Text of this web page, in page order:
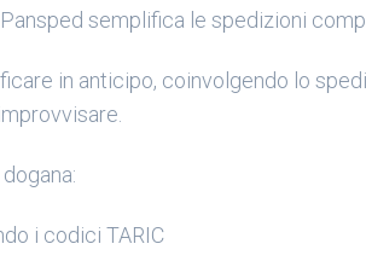
semplifica le spedizioni
in anticipo, coinvolgendo lo
i codici TARIC